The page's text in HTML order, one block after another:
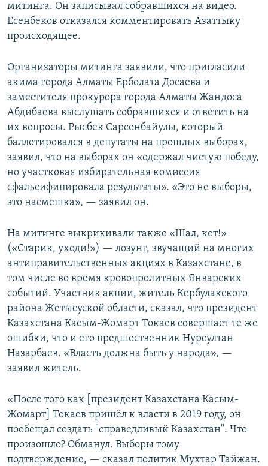
митинга. Он записывал собравшихся на видео.
Есенбеков отказался комментировать Азаттыку
происходящее.
Организаторы митинга заявили, что пригласили
акима города Алматы Ерболата Досаева и
заместителя прокурора города Алматы Жандоса
Абдибаева выслушать собравшихся и ответить на
их вопросы. Рысбек Сарсенбайулы, который
баллотировался в депутаты на прошлых выборах,
заявил, что на выборах он «одержал чистую победу,
но участковая избирательная комиссия
сфальсифицировала результаты». «Это не выборы,
это насмешка», — заявил он.
На митинге выкрикивали также «Шал, кет!»
(«Старик, уходи!») — лозунг, звучащий на многих
антиправительственных акциях в Казахстане, в
том числе во время кровопролитных Январских
событий. Участник акции, житель Кербулакского
района Жетысуской области, сказал, что президент
Казахстана Касым-Жомарт Токаев совершает те же
ошибки, что и его предшественник Нурсултан
Назарбаев. «Власть должна быть у народа», —
заявил житель.
«После того как [президент Казахстана Касым-
Жомарт] Токаев пришёл к власти в 2019 году, он
пообещал создать "справедливый Казахстан". Что
произошло? Обманул. Выборы тому
подтверждение, — сказал политик Мухтар Тайжан.